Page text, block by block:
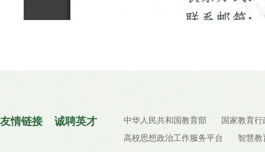
友情链接 诚聘英才 中华人民共和国教育部
国家教育
高校思想政治工作服务平台
智慧教